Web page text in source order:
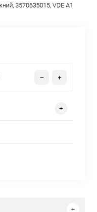
3570635015, VDE A1